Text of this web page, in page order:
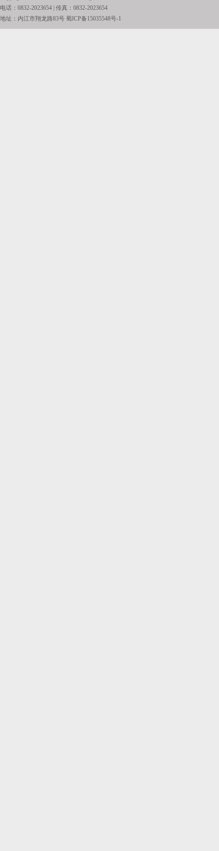
电话：0832-2023654 | 传真：0832-2023654
地址：内江市翔龙路83号 蜀ICP备15035548号-1